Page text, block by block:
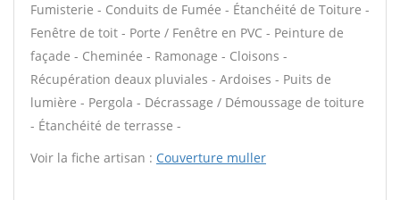
Fumisterie - Conduits de Fumée - Étanchéité de Toiture -
Fenêtre de toit - Porte / Fenêtre en PVC - Peinture de
façade - Cheminée - Ramonage - Cloisons -
Récupération deaux pluviales - Ardoises - Puits de
lumière - Pergola - Décrassage / Démoussage de toiture
- Étanchéité de terrasse -
Voir la fiche artisan : Couverture muller